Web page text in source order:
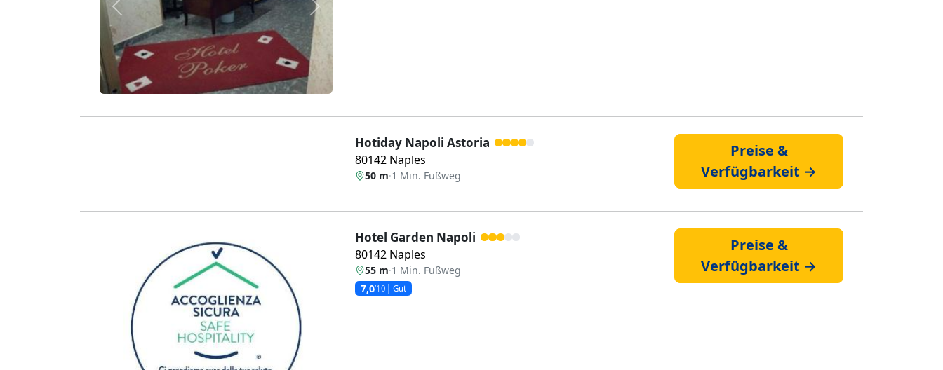
Zurück Weiter
Hotiday Napoli Astoria
80142 Naples
50 m·1 Min. Fußweg
Preise &
Verfügbarkeit →
Zurück
Hotel Garden Napoli
80142 Naples
55 m·1 Min. Fußweg
7,0/10 Gut
Preise &
Verfügbarkeit →